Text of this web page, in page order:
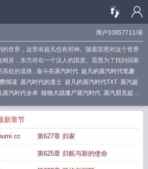
用户10857711/著
世界，这里有超凡也有邪神。随着雷恩对这个世界
灵，东方存在一个汉人的国度。雷恩为了找到回家
高处的道路...奋斗在蒸汽时代 超凡的蒸汽时代笔趣
阅读 蒸汽时代的道士 超凡的蒸汽时代TXT 蒸汽超
蒸汽时代全本 植物大战僵尸蒸汽时代 蒸汽朋克超
新章节
cc 第627章 归家
第625章 归航与新的使命